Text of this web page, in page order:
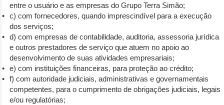
entre o usuário e as empresas do Grupo Terra Simão;
c) com fornecedores, quando imprescindível para a execução
dos serviços;
d) com empresas de contabilidade, auditoria, assessoria jurídica
e outros prestadores de serviço que atuem no apoio ao
desenvolvimento de suas atividades empresariais;
e) com instituições financeiras, para proteção ao crédito;
f) com autoridade judiciais, administrativas e governamentais
competentes, para o cumprimento de obrigações judiciais, legais
e/ou regulatórias;